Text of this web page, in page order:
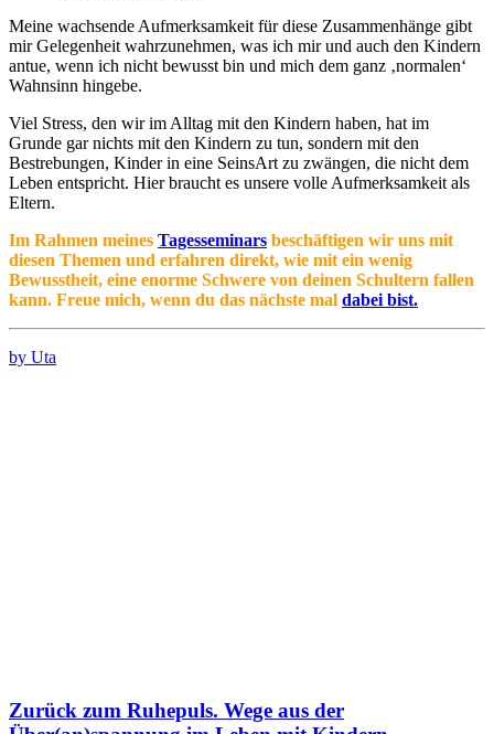
Meine wachsende Aufmerksamkeit für diese Zusammenhänge gibt
mir Gelegenheit wahrzunehmen, was ich mir und auch den Kindern
antue, wenn ich nicht bewusst bin und mich dem ganz ‚normalen‘
Wahnsinn hingebe.
Viel Stress, den wir im Alltag mit den Kindern haben, hat im
Grunde gar nichts mit den Kindern zu tun, sondern mit den
Bestrebungen, Kinder in eine SeinsArt zu zwängen, die nicht dem
Leben entspricht. Hier braucht es unsere volle Aufmerksamkeit als
Eltern.
Im Rahmen meines Tagesseminars beschäftigen wir uns mit
diesen Themen und erfahren direkt, wie mit ein wenig
Bewusstheit, eine enorme Schwere von deinen Schultern fallen
kann. Freue mich, wenn du das nächste mal dabei bist.
by Uta
Zurück zum Ruhepuls. Wege aus der